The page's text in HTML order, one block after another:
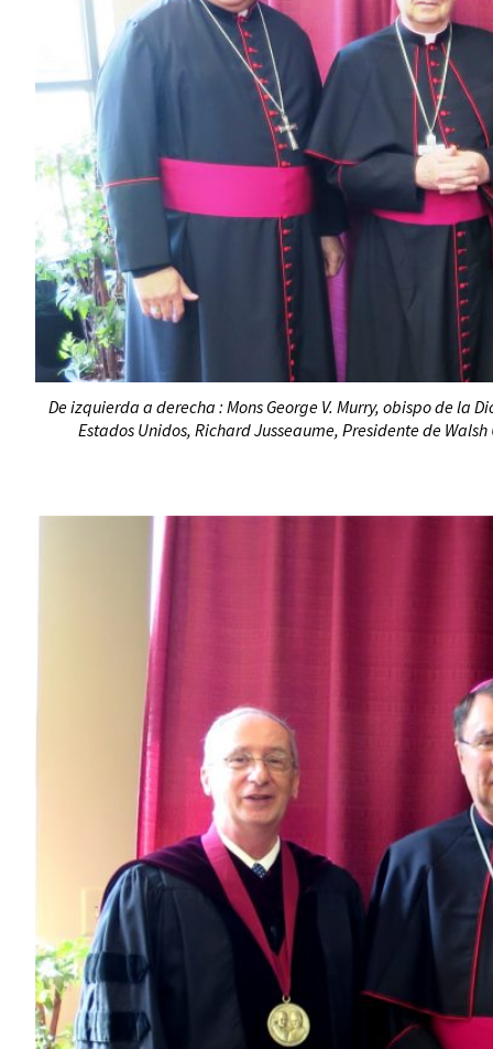
De izquierda a derecha : Mons George V. Murry, obispo de la
Estados Unidos, Richard Jusseaume, Presidente de